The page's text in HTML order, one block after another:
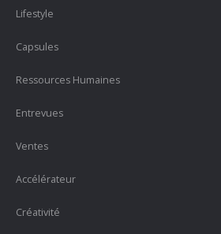
Lifestyle
Capsules
Ressources Humaines
Entrevues
Ventes
Accélérateur
Créativité